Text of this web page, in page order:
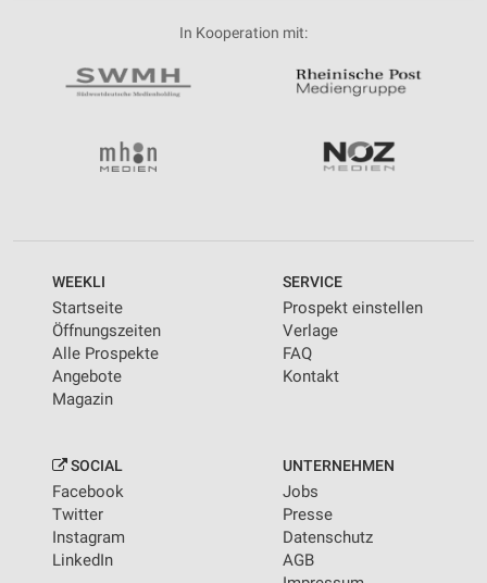
In Kooperation mit:
WEEKLI
Startseite
Öffnungszeiten
Alle Prospekte
Angebote
Magazin
SERVICE
Prospekt einstellen
Verlage
FAQ
Kontakt
SOCIAL
Facebook
Twitter
Instagram
LinkedIn
UNTERNEHMEN
Jobs
Presse
Datenschutz
AGB